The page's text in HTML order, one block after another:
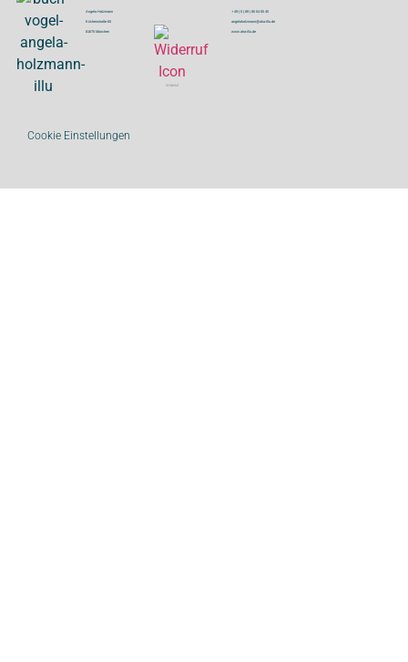
Angela Holzmann
Kirchenstraße 60
81675 München
Widerruf
+ 49 ( 0 ) 89 | 80 04 05 45
angelaholzmann@aha-illu.de
www.aha-illu.de
Cookie Einstellungen